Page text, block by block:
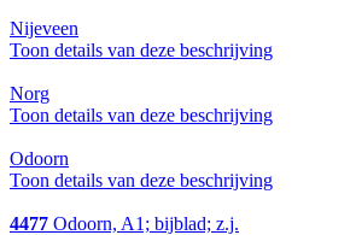
Nijeveen
Toon details van deze beschrijving
Norg
Toon details van deze beschrijving
Odoorn
Toon details van deze beschrijving
4477 Odoorn, A1; bijblad; z.j.